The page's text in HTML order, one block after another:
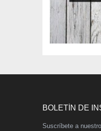
BOLETÍN DE
Suscríbete a